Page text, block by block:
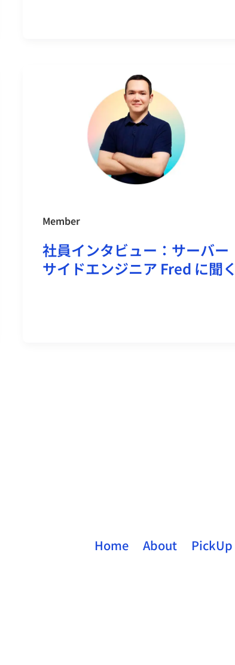
Member
社員インタビュー：サーバー
サイドエンジニア Fred に聞く
Home About PickUp